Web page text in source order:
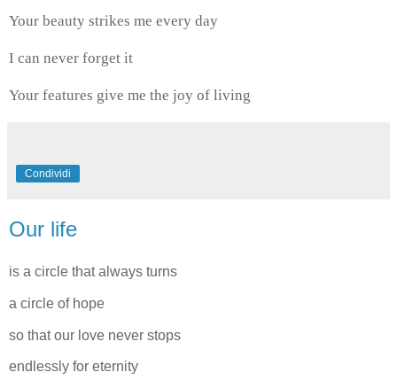
Your beauty strikes me every day
I can never forget it
Your features give me the joy of living
Condividi
Our life
is a circle that always turns
a circle of hope
so that our love never stops
endlessly for eternity